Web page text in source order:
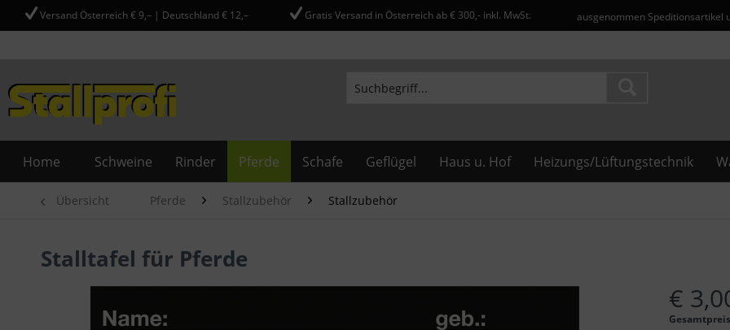
Versand Österreich € 9,– | Deutschland € 12,– Gratis Versand in Österreich ab € 300,- inkl. MwSt. ausgenommen Speditionsartikel
Home Schweine Rinder Pferde Schafe Geflügel Haus u. Hof Heizungs/Lüftungstechnik
Übersicht Pferde Stallzubehör Stallzubehör
Stalltafel für Pferde
€